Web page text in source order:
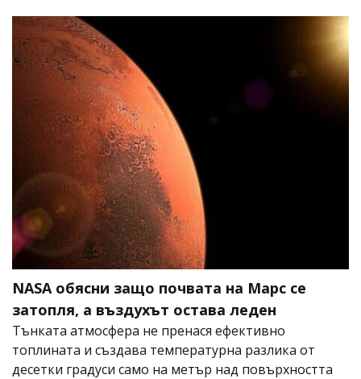
NASA обясни защо почвата на Марс се
затопля, а въздухът остава леден
Тънката атмосфера не пренася ефективно
топлината и създава температурна разлика от
десетки градуси само на метър над повърхността